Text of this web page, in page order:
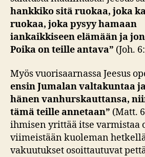
hankkiko sitä ruokaa, joka
ruokaa, joka pysyy hamaan
iankaikkiseenelämään ja
Poika on teille antava” (Joh.
Myös vuorisaarnassa Jeesus
ensin Jumalan valtakuntaa
hänenvanhurskauttansa,
tämäteilleannetaan” (Matt.
ihmisen yrittää itse varmistaa
viimeistään kuoleman
vakuutukset osoittautuvat